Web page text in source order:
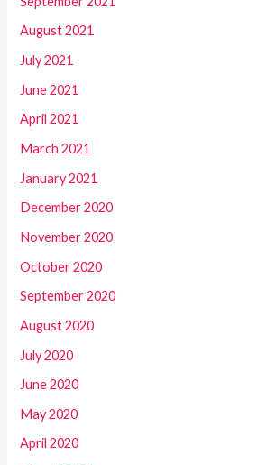
August 2021
July 2021
June 2021
April 2021
March 2021
January 2021
December 2020
November 2020
October 2020
September 2020
August 2020
July 2020
June 2020
May 2020
April 2020